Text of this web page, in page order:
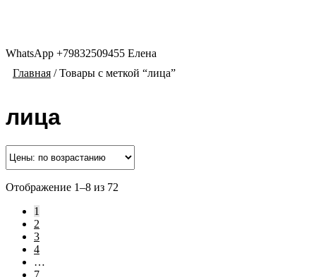
WhatsApp +79832509455 Елена
Главная /Товары с меткой “лица”
лица
Отображение 1–8 из 72
1
2
3
4
…